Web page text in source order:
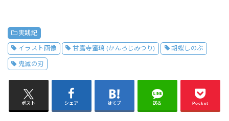
実践記
イラスト画像 甘露寺蜜璃 (かんろじみつり) 胡蝶しのぶ
鬼滅の刃
ポスト シェア はてブ 送る Pocket